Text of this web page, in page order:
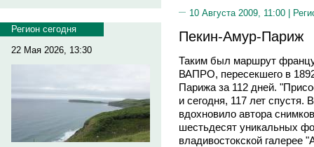
Регион сегодня
22 Мая 2026, 13:30
10 Августа 2009, 11:00 |
Пекин-Амур-Париж
Таким был маршрут
ВАПРО, пересекшего в
Парижа за 112 дней.
и сегодня, 117 лет спустя.
вдохновило автора
шестьдесят уникальных
владивостокской галерее